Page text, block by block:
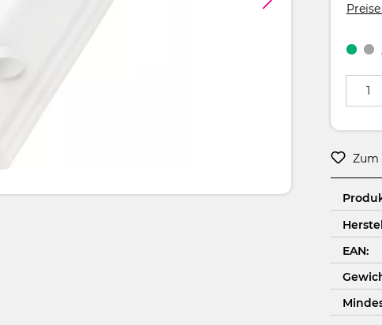
Zum
EAN: